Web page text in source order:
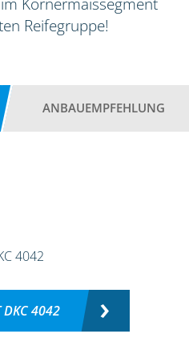
Reifegruppe!
ANBAUEMPFEHLUNG
DKC 4042